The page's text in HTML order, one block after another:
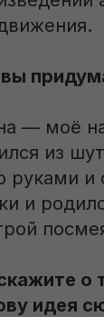
— моё
из
руками и
и
о
идея